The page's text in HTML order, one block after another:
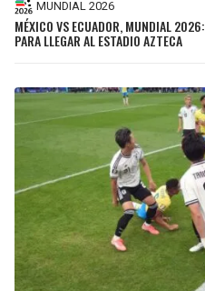
BUCCANEERS
MUNDIAL 2026
MÉXICO VS ECUADOR, MUNDIAL
PARA LLEGAR AL ESTADIO AZTECA